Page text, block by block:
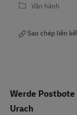
Vận hành
Sao chép liên
Werde
Urach